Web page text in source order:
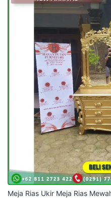
Meja Rias Ukir Meja Rias